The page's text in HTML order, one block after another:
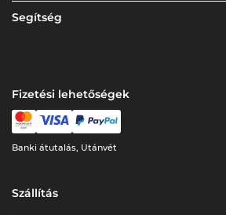
Segítség
Fizetési lehetőségek
Banki átutalás, Utánvét
Szállítás